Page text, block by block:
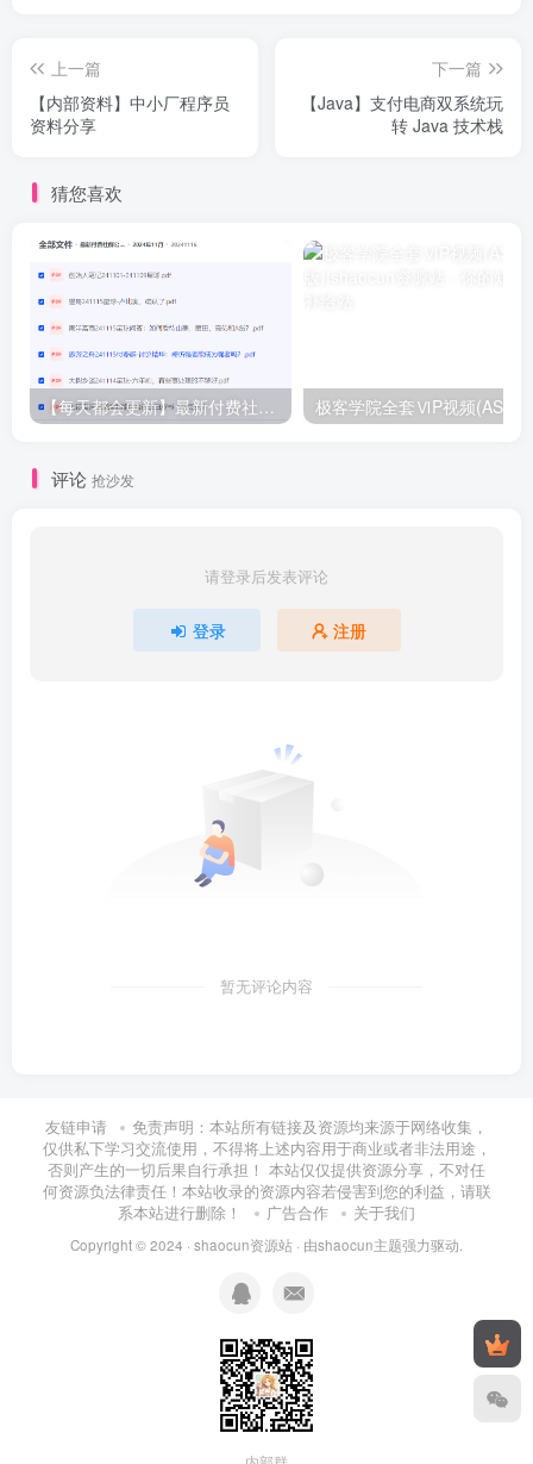
上一篇
【内部资料】中小厂程序员
资料分享
下一篇
【Java】支付电商双系统玩
转 Java 技术栈
猜您喜欢
【每天都会更新】最新付费社群公众号文章 极客学院全套ⅥP视频(AS版)
评论 抢沙发
请登录后发表评论
登录 注册
暂无评论内容
友链申请
免责声明：本站所有链接及资源均来源于网络收集，
仅供私下学习交流使用，不得将上述内容用于商业或者非法用途，
否则产生的一切后果自行承担！ 本站仅仅提供资源分享，不对任
何资源负法律责任！本站收录的资源内容若侵害到您的利益，请联
系本站进行删除！
广告合作 关于我们
Copyright © 2024 · shaocun资源站 · 由shaocun主题强力驱动.